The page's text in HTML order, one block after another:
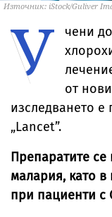
Източник: iStock/Guliver
У
чени
от
изследването е
„Lancet”.
Препаратите
малария, като в
при пациенти с